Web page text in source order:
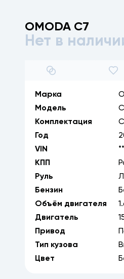
OMODA C7
Нет в 1/15
Марка
Модель
Комплектация
Год
VIN
КПП
Руль
Бензин
Объём двигателя
Двигатель
Привод
Тип кузова
Цвет